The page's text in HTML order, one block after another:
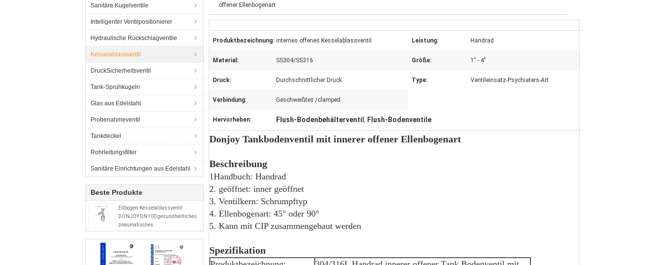
Sanitäre Kugelventile
Intelligenter Ventilpositionierer
Hydraulische Rückschlagventile
Kesselablassventil
DruckSicherheitsventil
Tank-Sprühkugeln
Glas aus Edelstahl
Probenahmeventil
Tankdeckel
Rohrleitungsfilter
Sanitäre Einrichtungen aus Edelstahl
Beste Produkte
Ellbogen-Kesselablassventil
DONJOY DN100 gesundheitliches
pneumatisches
offener Ellenbogenart
Produktbezeichnung: internes offenes Kesselablassventil Leistung: Handrad
Material: SS304/SS316 Größe: 1" - 4"
Druck: Durchschnittlicher Druck Type: Ventileinsatz-Psychiaters-Art
Verbindung: Geschweißtes /clamped
Hervorheben: Flush-Bodenbehälterventil , Flush-Bodenventile
Donjoy Tankbodenventil mit innerer offener Ellenbogenart
Beschreibung
1Handbuch: Handrad
2. geöffnet: inner geöffnet
3. Ventilkern: Schrumpftyp
4. Ellenbogenart: 45° oder 90°
5. Kann mit CIP zusammengebaut werden
Spezifikation